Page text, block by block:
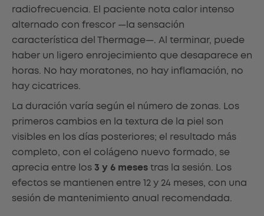
radiofrecuencia. El paciente nota calor intenso
alternado con frescor —la sensación
característica del Thermage—. Al terminar, puede
haber un ligero enrojecimiento que desaparece en
horas. No hay moratones, no hay inflamación, no
hay cicatrices.
La duración varía según el número de zonas. Los
primeros cambios en la textura de la piel son
visibles en los días posteriores; el resultado más
completo, con el colágeno nuevo formado, se
aprecia entre los 3 y 6 meses tras la sesión. Los
efectos se mantienen entre 12 y 24 meses, con una
sesión de mantenimiento anual recomendada.